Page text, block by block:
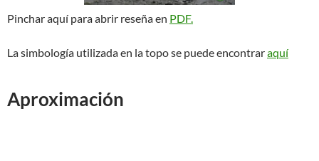
Pinchar aquí para abrir reseña en PDF.
La simbología utilizada en la topo se puede encontraraquí
Aproximación